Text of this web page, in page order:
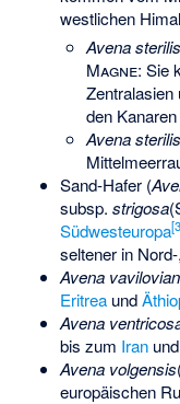
westlichen
Avena sterilis
Magne: Sie
Zentralasien
den
Avena sterilis
Sand-Hafer(
subsp. strigosa
Südwesteuropa[3
seltener in
Avena
Eritreaund
Avena
bis zum Iranund
Avena volgensis
europäischen